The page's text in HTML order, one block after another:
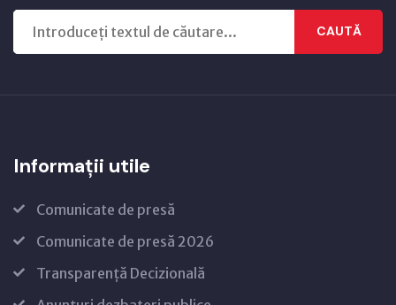
CAUTĂ
Informații utile
Comunicate de presă
Comunicate de presă 2026
Transparență Decizională